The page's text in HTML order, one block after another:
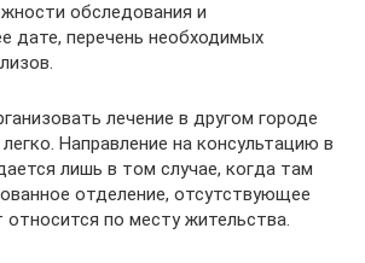
обследования и
дате, перечень необходимых
лечение в другом городе
Направление на консультацию в
лишь в том случае, когда там
отделение, отсутствующее
относится по месту жительства.